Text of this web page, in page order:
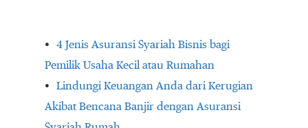
4 Jenis Asuransi Syariah Bisnis bagi
Pemilik Usaha Kecil atau Rumahan
Lindungi Keuangan Anda dari Kerugian
Akibat Bencana Banjir dengan Asuransi